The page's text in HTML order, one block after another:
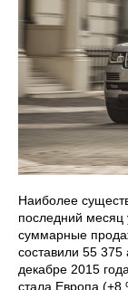
Наиболее
последний месяц
суммарные
составили 55
декабре 2015
стала Европа